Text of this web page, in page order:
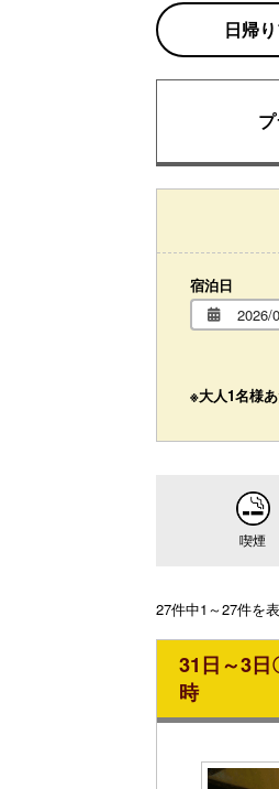
日帰
宿泊日
※大人1名様
喫煙
27件中1～27件を
31日～3日
時